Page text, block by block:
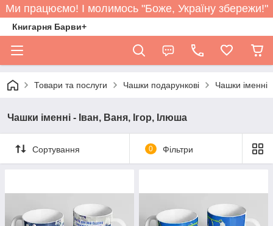
Ми працюємо! І молимось "Боже, Україну збережи!"
Книгарня Барви+
Товари та послуги Чашки подарункові Чашки іменні
Чашки іменні - Іван, Ваня, Ігор, Ілюша
Сортування 0 Фільтри